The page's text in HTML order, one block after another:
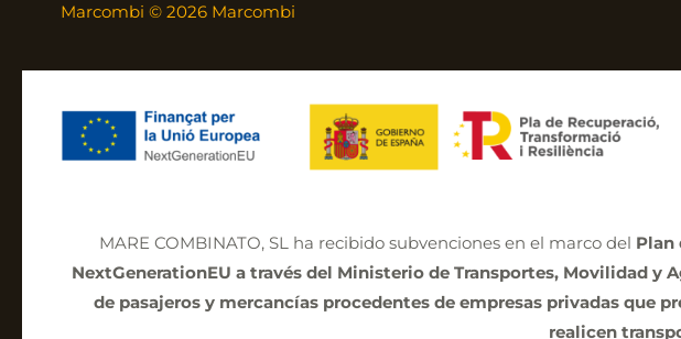
Marcombi © 2026 Marcombi
MARE COMBINATO, SL ha recibido subvenciones en el marco del Plan
NextGenerationEU a través del Ministerio de Transportes, Movilidad y
de pasajeros y mercancías procedentes de empresas privadas que
realicen